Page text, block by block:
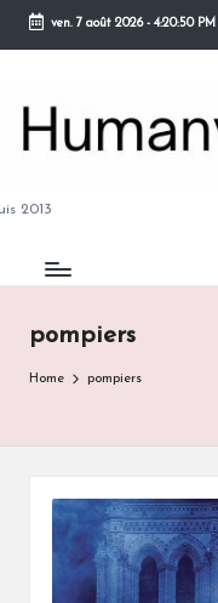
Skip
content
ven. 7 août 2026- 4:20:51 PM
2013
pompiers
Home pompiers